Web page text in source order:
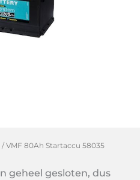
/ VMF 80Ah Startaccu 58035
geheel gesloten, dus